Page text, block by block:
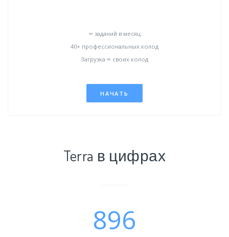
∞ заданий в месяц
40+ профессиональных колод
Загрузка ∞ своих колод
НАЧАТЬ
Terra в цифрах
896